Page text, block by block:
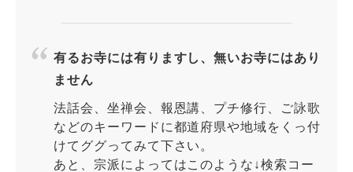
有るお寺には有りますし、無いお寺にはあり
ません
法話会、坐禅会、報恩講、プチ修行、ご詠歌
などのキーワードに都道府県や地域をくっ付
けてググってみて下さい。
あと、宗派によってはこのような↓検索コー